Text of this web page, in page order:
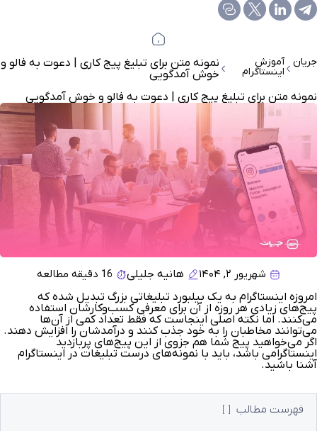
جریان آموزش
اینستاگرام
نمونه متن برای تبلیغ پیج کاری | دعوت به فالو و
خوش آمدگویی
نمونه متن برای تبلیغ پیج کاری | دعوت به فالو و خوش آمدگویی
شهریور ۲, ۱۴۰۴ هانیه جلیلی
16 دقیقه مطالعه
امروزه اینستاگرام به یک بیلبورد تبلیغاتی بزرگ تبدیل شده که
پیج‌های زیادی هر روزه از آن برای معرفی کسب‌وکارشان استفاده
می‌کنند. اما نکته اصلی اینجاست که فقط تعداد کمی از آن‌ها
می‌توانند مخاطبان را به خود جذب کنند و درآمدشان را افزایش دهند.
اگر می‌خواهید پیج شما هم جزوی از این پیج‌های پربازدید
اینستاگرامی باشد، باید با نمونه‌های درست تبلیغات در اینستاگرام
آشنا باشید.
فهرست مطالب